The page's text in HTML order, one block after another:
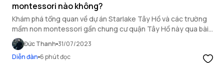
montessori nào không?
Khám phá tổng quan về dự án Starlake Tây Hồ và các trường
mầm non montessori gần chung cư quận Tây Hồ này qua bài
viết của OneHousing.
Đức Thanh 31/07/2023
Diễn đàn 6 phút đọc